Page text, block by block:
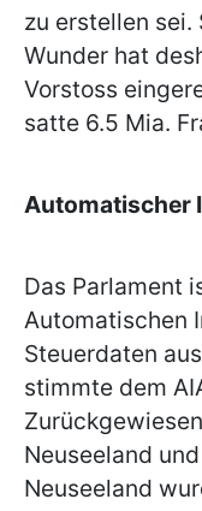
zu erstellen
Wunder hat
Vorstoss
satte 6.5 Mia.
Automatischer
Das Parlament
Automatischen
Steuerdaten
stimmte dem
Neuseeland
Neuseeland